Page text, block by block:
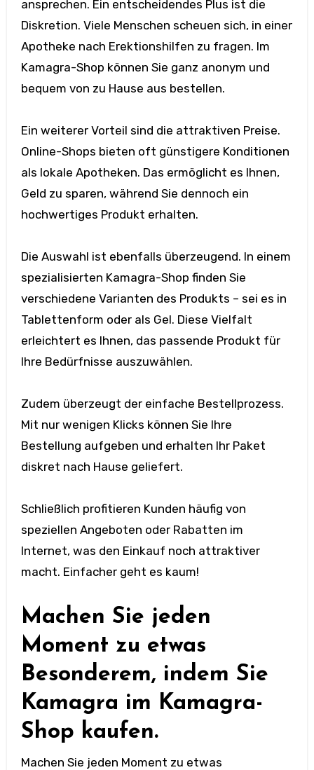
ansprechen. Ein entscheidendes Plus ist die
Diskretion. Viele Menschen scheuen sich, in einer
Apotheke nach Erektionshilfen zu fragen. Im
Kamagra-Shop können Sie ganz anonym und
bequem von zu Hause aus bestellen.
Ein weiterer Vorteil sind die attraktiven Preise.
Online-Shops bieten oft günstigere Konditionen
als lokale Apotheken. Das ermöglicht es Ihnen,
Geld zu sparen, während Sie dennoch ein
hochwertiges Produkt erhalten.
Die Auswahl ist ebenfalls überzeugend. In einem
spezialisierten Kamagra-Shop finden Sie
verschiedene Varianten des Produkts – sei es in
Tablettenform oder als Gel. Diese Vielfalt
erleichtert es Ihnen, das passende Produkt für
Ihre Bedürfnisse auszuwählen.
Zudem überzeugt der einfache Bestellprozess.
Mit nur wenigen Klicks können Sie Ihre
Bestellung aufgeben und erhalten Ihr Paket
diskret nach Hause geliefert.
Schließlich profitieren Kunden häufig von
speziellen Angeboten oder Rabatten im
Internet, was den Einkauf noch attraktiver
macht. Einfacher geht es kaum!
Machen Sie jeden
Moment zu etwas
Besonderem, indem Sie
Kamagra im Kamagra-
Shop kaufen.
Machen Sie jeden Moment zu etwas